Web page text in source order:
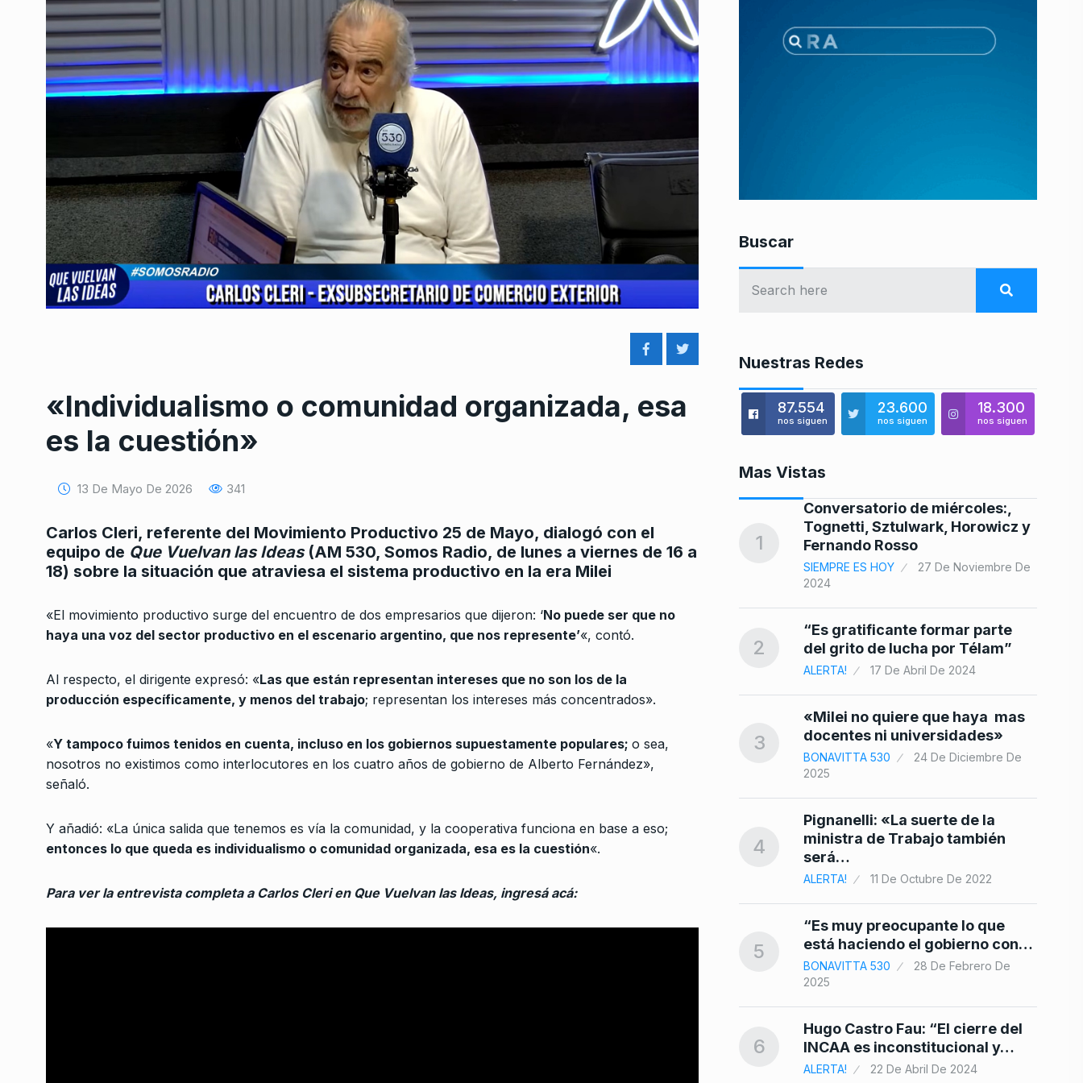
«Individualismo o comunidad organizada, esa
es la cuestión»
13 De Mayo De 2026 341
Carlos Cleri, referente del Movimiento Productivo 25 de Mayo, dialogó con el
equipo de Que Vuelvan las Ideas(AM 530, Somos Radio, de lunes a viernes de 16 a
18) sobre la situación que atraviesa el sistema productivo en la era Milei
«El movimiento productivo surge del encuentro de dos empresarios que dijeron: ‘No puede ser que no
haya una voz del sector productivo en el escenario argentino, que nos represente’«, contó.
Al respecto, el dirigente expresó: «Las que están representan intereses que no son los de la
producción específicamente, y menos del trabajo; representan los intereses más concentrados».
«Y tampoco fuimos tenidos en cuenta, incluso en los gobiernos supuestamente populares; o sea,
nosotros no existimos como interlocutores en los cuatro años de gobierno de Alberto Fernández»,
señaló.
Y añadió: «La única salida que tenemos es vía la comunidad, y la cooperativa funciona en base a eso;
entonces lo que queda es individualismo o comunidad organizada, esa es la cuestión«.
Para ver la entrevista completa a Carlos Cleri en Que Vuelvan las Ideas, ingresá acá:
Buscar
Nuestras Redes
87.554
nos siguen
23.600
nos siguen
18.300
nos siguen
Mas Vistas
1
Tognetti, Sztulwark, Horowicz y
Fernando Rosso
SIEMPRE ES HOY
27 De Noviembre De
2024
2
“Es gratificante formar parte
3
docentes ni universidades»
BONAVITTA 530
24 De Diciembre De
2025
4
Pignanelli: «La suerte de la
ministra de Trabajo también
será…
“Es muy preocupante lo que
8
de prensa necesitamos una
paritaria…
ALERTA! 18 De Octubre De 2022
9
«El gobierno está profundizando
la crisis energética»
10
Caballero: Una oposición
hipócrita
25 De Abril De 2024
1
Conversatorio de miércoles:,
Tognetti, Sztulwark, Horowicz y
Fernando Rosso
SIEMPRE ES HOY
27 De Noviembre De
2024
2
“Es gratificante formar parte
del grito de lucha por Télam”
ALERTA! 17 De Abril De 2024
3
«Milei no quiere que haya mas
docentes ni universidades»
BONAVITTA 530
24 De Diciembre De
2025
4
Pignanelli: «La suerte de la
ministra de Trabajo también
será…
ALERTA! 11 De Octubre De 2022
5
“Es muy preocupante lo que
está haciendo el gobierno con…
BONAVITTA 530
28 De Febrero De
2025
6
Hugo Castro Fau: “El cierre del
INCAA es inconstitucional y…
ALERTA! 22 De Abril De 2024